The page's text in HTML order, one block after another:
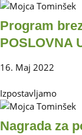
Program
POSLOVNA
16. Maj 2022
Izpostavljamo
Nagrada za